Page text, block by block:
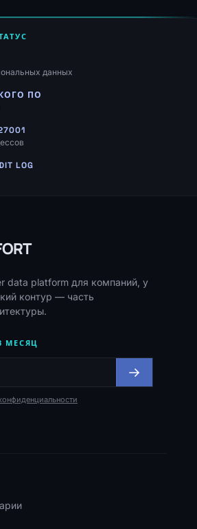
данных
ПО
LOG
data platform для компаний, у
контур — часть
МЕСЯЦ